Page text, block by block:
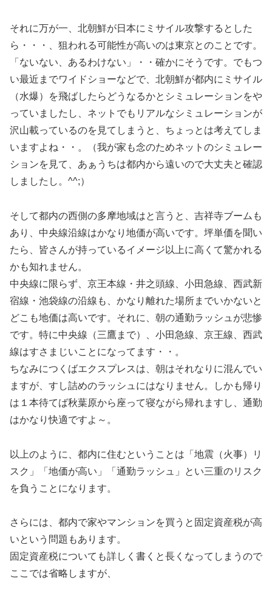
それに万が一、北朝鮮が日本にミサイル攻撃するとした
ら・・・、狙われる可能性が高いのは東京とのことです。
「ないない、あるわけない」・・確かにそうです。でもつ
い最近までワイドショーなどで、北朝鮮が都内にミサイル
（水爆）を飛ばしたらどうなるかとシミュレーションをや
っていましたし、ネットでもリアルなシミュレーションが
沢山載っているのを見てしまうと、ちょっとは考えてしま
いますよね・・。（我が家も念のためネットのシミュレー
ションを見て、あぁうちは都内から遠いので大丈夫と確認
しましたし。^^;）
そして都内の西側の多摩地域はと言うと、吉祥寺ブームも
あり、中央線沿線はかなり地価が高いです。坪単価を聞い
たら、皆さんが持っているイメージ以上に高くて驚かれる
かも知れません。
中央線に限らず、京王本線・井之頭線、小田急線、西武新
宿線・池袋線の沿線も、かなり離れた場所までいかないと
どこも地価は高いです。それに、朝の通勤ラッシュが悲惨
です。特に中央線（三鷹まで）、小田急線、京王線、西武
線はすさまじいことになってます・・。
ちなみにつくばエクスプレスは、朝はそれなりに混んでい
ますが、すし詰めのラッシュにはなりません。しかも帰り
は１本待てば秋葉原から座って寝ながら帰れますし、通勤
はかなり快適ですよ～。
以上のように、都内に住むということは「地震（火事）リ
スク」「地価が高い」「通勤ラッシュ」とい三重のリスク
を負うことになります。
さらには、都内で家やマンションを買うと固定資産税が高
いという問題もあります。
固定資産税についても詳しく書くと長くなってしまうので
ここでは省略しますが、